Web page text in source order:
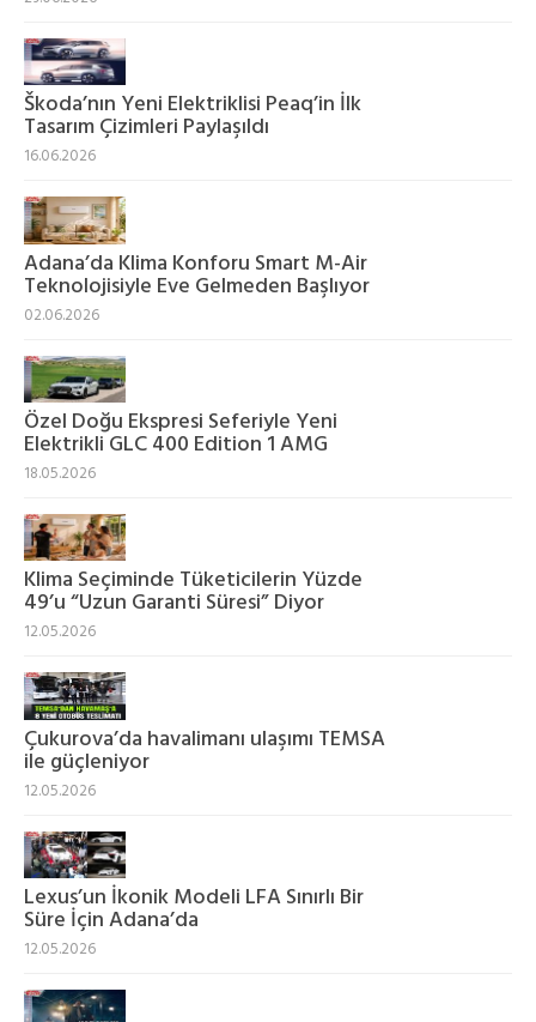
Škoda’nın Yeni Elektriklisi Peaq’in İlk
Tasarım Çizimleri Paylaşıldı
16.06.2026
Adana’da Klima Konforu Smart M-Air
Teknolojisiyle Eve Gelmeden Başlıyor
02.06.2026
Özel Doğu Ekspresi Seferiyle Yeni
Elektrikli GLC 400 Edition 1 AMG
18.05.2026
Klima Seçiminde Tüketicilerin Yüzde
49’u “Uzun Garanti Süresi” Diyor
12.05.2026
Çukurova’da havalimanı ulaşımı TEMSA
ile güçleniyor
12.05.2026
Lexus’un İkonik Modeli LFA Sınırlı Bir
Süre İçin Adana’da
12.05.2026